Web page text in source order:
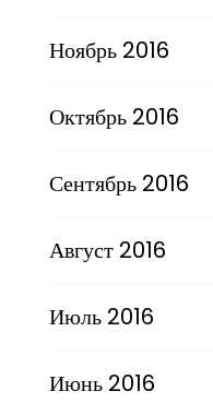
Ноябрь 2016
Октябрь 2016
Сентябрь 2016
Август 2016
Июль 2016
Июнь 2016